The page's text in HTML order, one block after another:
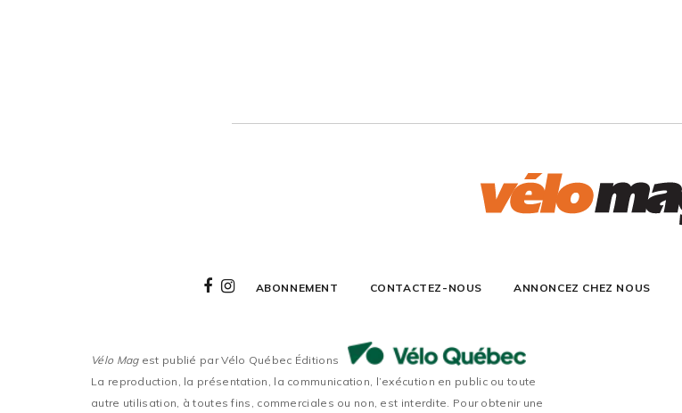
ABONNEMENT CONTACTEZ-NOUS ANNONCEZ CHEZ NOUS
Vélo Magest publié par Vélo Québec Éditions
La reproduction, la présentation, la communication, l’exécution en public ou toute
autre utilisation, à toutes fins, commerciales ou non, est interdite. Pour obtenir une